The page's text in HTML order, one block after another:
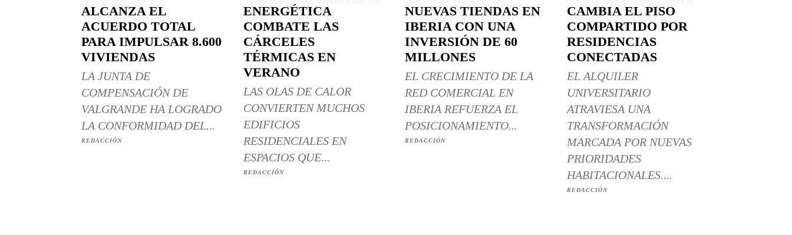
ALCANZA EL
ACUERDO TOTAL
PARA IMPULSAR 8.600
VIVIENDAS
LA JUNTA DE
COMPENSACIÓN DE
VALGRANDE HA LOGRADO
LA CONFORMIDAD DEL...
REDACCIÓN
ENERGÉTICA
COMBATE LAS
CÁRCELES
TÉRMICAS EN
VERANO
LAS OLAS DE CALOR
CONVIERTEN MUCHOS
EDIFICIOS
RESIDENCIALES EN
ESPACIOS QUE...
REDACCIÓN
NUEVAS TIENDAS EN
IBERIA CON UNA
INVERSIÓN DE 60
MILLONES
EL CRECIMIENTO DE LA
RED COMERCIAL EN
IBERIA REFUERZA EL
POSICIONAMIENTO...
REDACCIÓN
CAMBIA EL PISO
COMPARTIDO POR
RESIDENCIAS
CONECTADAS
EL ALQUILER
UNIVERSITARIO
ATRAVIESA UNA
TRANSFORMACIÓN
MARCADA POR NUEVAS
PRIORIDADES
HABITACIONALES....
REDACCIÓN